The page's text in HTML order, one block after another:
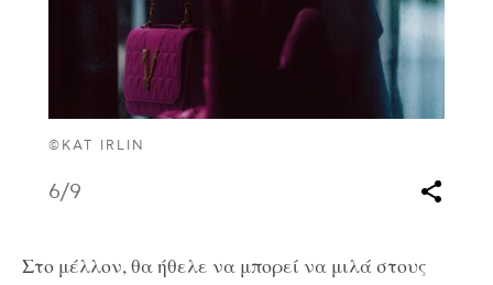
©KAT IRLIN
6/9
Στο μέλλον, θα ήθελε να μπορεί να μιλά στους